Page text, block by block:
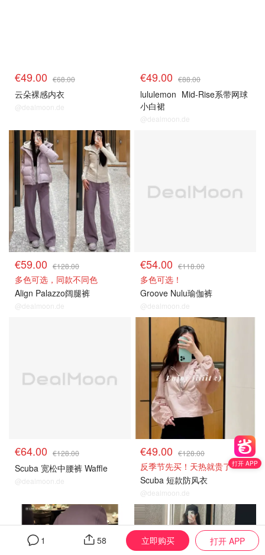
€49.00 €68.00
云朵裸感内衣
@dealmoon.de
€49.00 €88.00
lululemon Mid-Rise系带网球
小白裙
@dealmoon.de
€59.00 €128.00
多色可选，同款不同色
Align Palazzo阔腿裤
@dealmoon.de
€54.00 €118.00
多色可选！
Groove Nulu瑜伽裤
@dealmoon.de
€64.00 €128.00
Scuba 宽松中腰裤 Waffle
@dealmoon.de
€49.00 €128.00
反季节先买！天热就贵了
Scuba 短款防风衣
@dealmoon.de
打开 APP
1 58 立即购买 打开 APP